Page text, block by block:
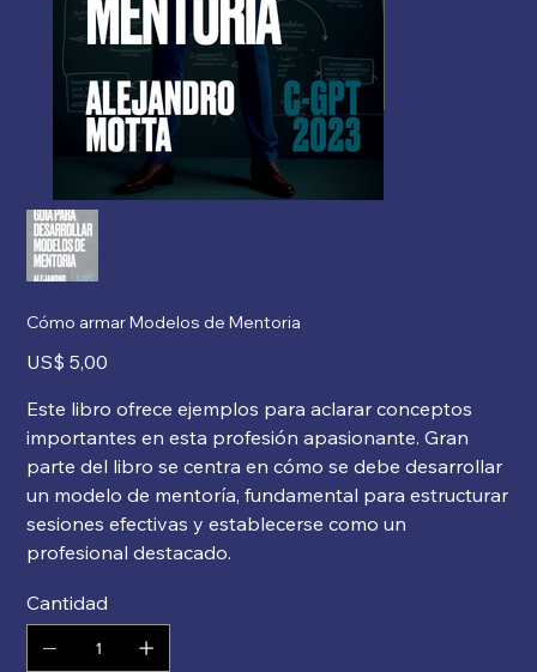
Cómo armar Modelos de Mentoria
Precio
US$ 5,00
Este libro ofrece ejemplos para aclarar conceptos
importantes en esta profesión apasionante. Gran
parte del libro se centra en cómo se debe desarrollar
un modelo de mentoría, fundamental para estructurar
sesiones efectivas y establecerse como un
profesional destacado.
Cantidad